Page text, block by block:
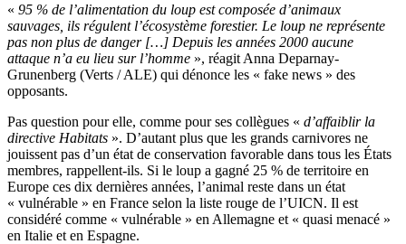
« 95 % de l’alimentation du loup est composée d’animaux
sauvages, ils régulent l’écosystème forestier. Le loup ne représente
pas non plus de danger […] Depuis les années 2000 aucune
attaque n’a eu lieu sur l’homme », réagit Anna Deparnay-
Grunenberg (Verts / ALE) qui dénonce les « fake news » des
opposants.
Pas question pour elle, comme pour ses collègues « d’affaiblir la
directive Habitats ». D’autant plus que les grands carnivores ne
jouissent pas d’un état de conservation favorable dans tous les États
membres, rappellent-ils. Si le loup a gagné 25 % de territoire en
Europe ces dix dernières années, l’animal reste dans un état
« vulnérable » en France selon la liste rouge de l’UICN. Il est
considéré comme « vulnérable » en Allemagne et « quasi menacé »
en Italie et en Espagne.